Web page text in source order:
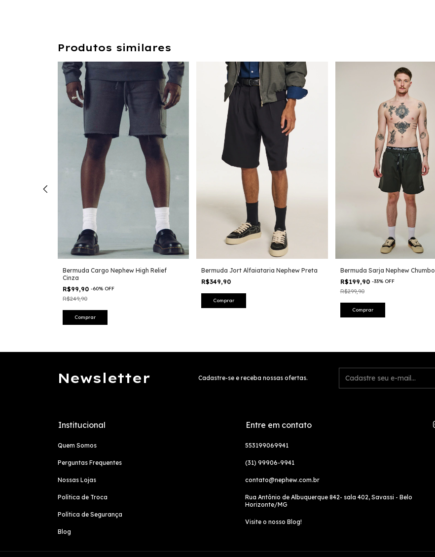
Produtos similares
Bermuda Cargo Nephew High Relief
Cinza
R$99,90 -60% OFF
R$249,90
Comprar
Bermuda Jort Alfaiataria Nephew Preta
R$349,90
Comprar
Bermuda Sarja Nephew Chumbo
R$199,90 -33% OFF
R$299,90
Comprar
Newsletter Cadastre-se e receba nossas ofertas.
Institucional
Quem Somos
Perguntas Frequentes
Nossas Lojas
Política de Troca
Política de Segurança
Blog
Entre em contato
553199069941
(31) 99906-9941
contato@nephew.com.br
Rua Antônio de Albuquerque 842- sala 402, Savassi - Belo
Horizonte/MG
Visite o nosso Blog!